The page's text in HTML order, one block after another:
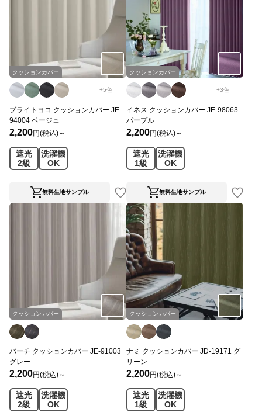
クッションカバー
+5色
ブライトヨコ クッションカバー JE-
94004 ベージュ
2,200円(税込)～
遮光
2級
洗濯機
OK
無料生地サンプル
クッションカバー
+3色
イネス クッションカバー JE-98063
パープル
2,200円(税込)～
遮光
1級
洗濯機
OK
無料生地サンプル
クッションカバー
バーチ クッションカバー JE-91003
グレー
2,200円(税込)～
遮光
2級
洗濯機
OK
クッションカバー
ナミ クッションカバー JD-19171 グ
リーン
2,200円(税込)～
遮光
1級
洗濯機
OK